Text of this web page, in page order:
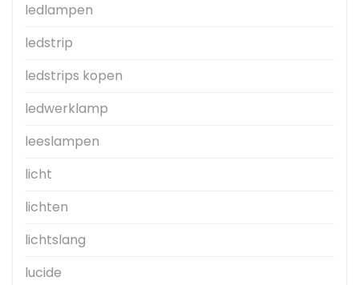
ledlampen
ledstrip
ledstrips kopen
ledwerklamp
leeslampen
licht
lichten
lichtslang
lucide